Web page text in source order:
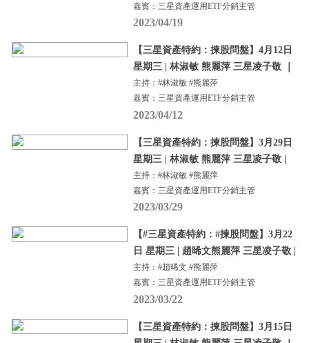
嘉賓：三星資產運用ETF分銷主管
2023/04/19
【三星資產特約：揀股問盤】4月12日
星期三 | 林淑敏 熊麗萍 三星凌子敬 ｜
主持：#林淑敏 #熊麗萍
嘉賓：三星資產運用ETF分銷主管
2023/04/12
【三星資產特約：揀股問盤】3月29日
星期三 | 林淑敏 熊麗萍 三星凌子敬 |
主持：#林淑敏 #熊麗萍
嘉賓：三星資產運用ETF分銷主管
2023/03/29
【#三星資產特約：#揀股問盤】3月22
日 星期三 | 趙晞文熊麗萍 三星凌子敬 |
主持：#趙晞文 #熊麗萍
嘉賓：三星資產運用ETF分銷主管
2023/03/22
【三星資產特約：揀股問盤】3月15日